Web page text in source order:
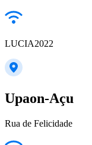
LUCIA2022
Upaon-Açu
Rua de Felicidade